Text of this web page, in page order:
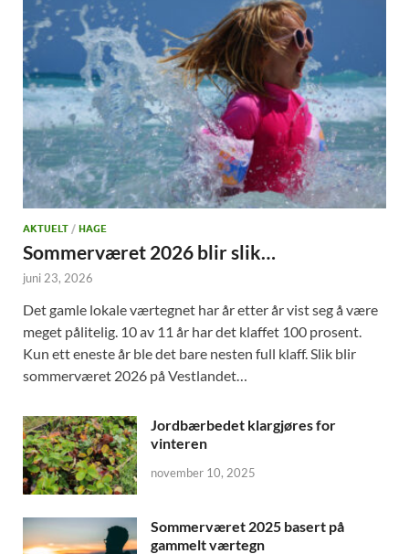
AKTUELT / HAGE
Sommerværet 2026 blir slik…
juni 23, 2026
Det gamle lokale værtegnet har år etter år vist seg å være
meget pålitelig. 10 av 11 år har det klaffet 100 prosent.
Kun ett eneste år ble det bare nesten full klaff. Slik blir
sommerværet 2026 på Vestlandet…
Jordbærbedet klargjøres for
vinteren
november 10, 2025
Sommerværet 2025 basert på
gammelt værtegn